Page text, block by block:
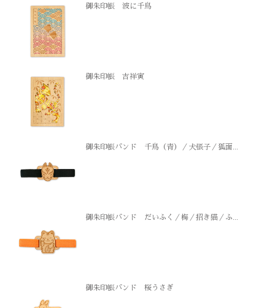
御朱印帳 波に千鳥
御朱印帳 吉祥寅
御朱印帳バンド 千鳥（青）／犬張子／狐面...
御朱印帳バンド だいふく／梅／招き猫／ふ...
御朱印帳バンド 桜うさぎ